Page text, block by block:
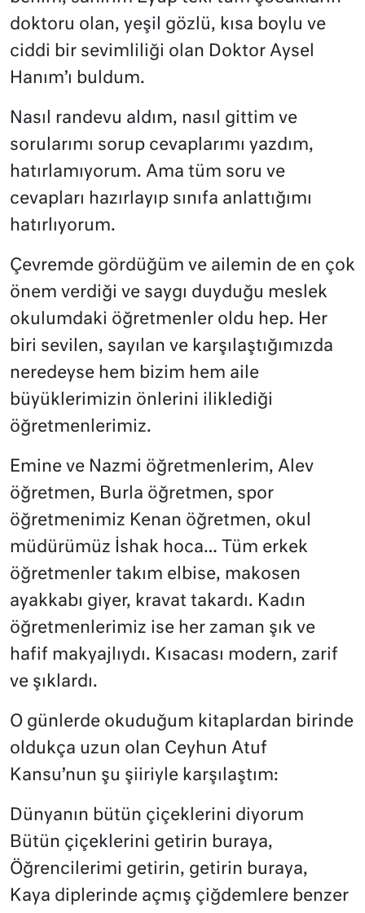
doktoru olan, yeşil gözlü, kısa boylu ve
ciddi bir sevimliliği olan Doktor Aysel
Hanım’ı buldum.
Nasıl randevu aldım, nasıl gittim ve
sorularımı sorup cevaplarımı yazdım,
hatırlamıyorum. Ama tüm soru ve
cevapları hazırlayıp sınıfa anlattığımı
hatırlıyorum.
Çevremde gördüğüm ve ailemin de en çok
önem verdiği ve saygı duyduğu meslek
okulumdaki öğretmenler oldu hep. Her
biri sevilen, sayılan ve karşılaştığımızda
neredeyse hem bizim hem aile
büyüklerimizin önlerini iliklediği
öğretmenlerimiz.
Emine ve Nazmi öğretmenlerim, Alev
öğretmen, Burla öğretmen, spor
öğretmenimiz Kenan öğretmen, okul
müdürümüz İshak hoca… Tüm erkek
öğretmenler takım elbise, makosen
ayakkabı giyer, kravat takardı. Kadın
öğretmenlerimiz ise her zaman şık ve
hafif makyajlıydı. Kısacası modern, zarif
ve şıklardı.
O günlerde okuduğum kitaplardan birinde
oldukça uzun olan Ceyhun Atuf
Kansu’nun şu şiiriyle karşılaştım:
Dünyanın bütün çiçeklerini diyorum
Bütün çiçeklerini getirin buraya,
Öğrencilerimi getirin, getirin buraya,
Kaya diplerinde açmış çiğdemlere benzer